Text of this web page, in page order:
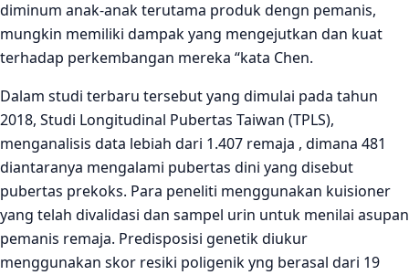
diminum anak-anak terutama produk dengn pemanis,
mungkin memiliki dampak yang mengejutkan dan kuat
terhadap perkembangan mereka “kata Chen.
Dalam studi terbaru tersebut yang dimulai pada tahun
2018, Studi Longitudinal Pubertas Taiwan (TPLS),
menganalisis data lebiah dari 1.407 remaja , dimana 481
diantaranya mengalami pubertas dini yang disebut
pubertas prekoks. Para peneliti menggunakan kuisioner
yang telah divalidasi dan sampel urin untuk menilai asupan
pemanis remaja. Predisposisi genetik diukur
menggunakan skor resiki poligenik yng berasal dari 19